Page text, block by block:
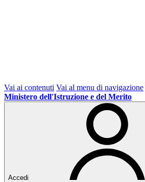
Vai ai contenuti Vai al menu di navigazione
Ministero dell'Istruzione e del Merito
Accedi